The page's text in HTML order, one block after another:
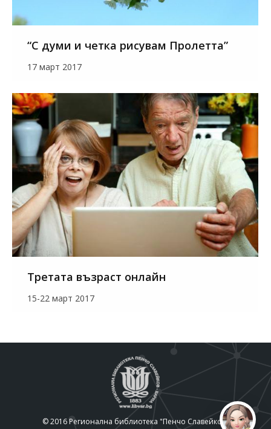
“С думи и четка рисувам Пролетта”
17 март 2017
Третата възраст онлайн
15-22 март 2017
© 2016 Регионална библиотека "Пенчо Славейков"